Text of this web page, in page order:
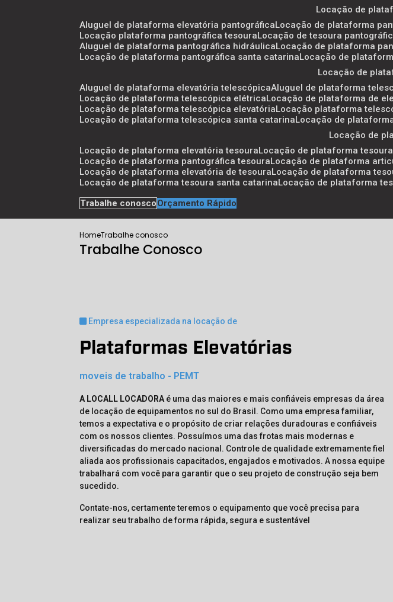
locação de
aluguel de plataforma elevatória pantográfica locação de plataforma
locação plataforma pantográfica tesoura locação de tesoura
aluguel de plataforma pantográfica hidráulica locação de plataforma
locação de plataforma pantográfica santa catarina locação de
locação de
aluguel de plataforma elevatória telescópica aluguel de plataforma
locação de plataforma telescópica elétrica locação de plataforma de
locação de plataforma telescópica elevatória locação plataforma
locação de plataforma telescópica santa catarina locação de
locação de
locação de plataforma elevatória tesoura locação de plataforma
locação de plataforma pantográfica tesoura locação de plataforma
locação de plataforma elevatória de tesoura locação de plataforma
locação de plataforma tesoura santa catarina locação de plataforma
Trabalhe conosco
Orçamento Rápido
HomeTrabalhe conosco
Trabalhe Conosco
Empresa especializada na locação de
Plataformas Elevatórias
moveis de trabalho - PEMT
A LOCALL LOCADORA é uma das maiores e mais confiáveis empresas da área
de locação de equipamentos no sul do Brasil. Como uma empresa familiar,
temos a expectativa e o propósito de criar relações duradouras e confiáveis
com os nossos clientes. Possuímos uma das frotas mais modernas e
diversificadas do mercado nacional. Controle de qualidade extremamente fiel
aliada aos profissionais capacitados, engajados e motivados. A nossa equipe
trabalhará com você para garantir que o seu projeto de construção seja bem
sucedido.
Contate-nos, certamente teremos o equipamento que você precisa para
realizar seu trabalho de forma rápida, segura e sustentável